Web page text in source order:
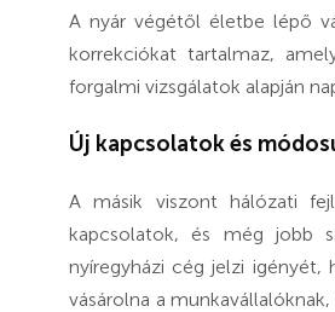
A nyár végétől életbe lépő
korrekciókat tartalmaz,
forgalmi vizsgálatok alapján
Új kapcsolatok és
A másik viszont hálózati
kapcsolatok, és még jobb
nyíregyházi cég jelzi
vásárolna a